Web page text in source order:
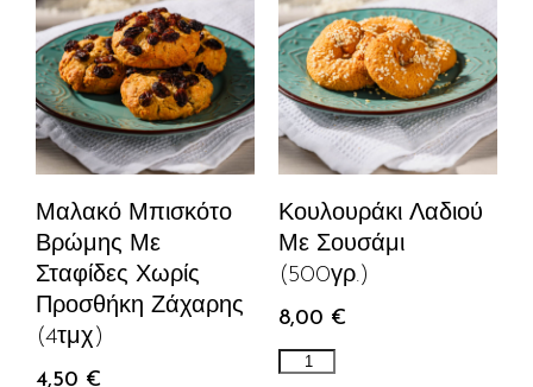
Μαλακό Μπισκότο
Βρώμης Με
Σταφίδες Χωρίς
Προσθήκη Ζάχαρης
(4τμχ)
4,50 €
Κουλουράκι Λαδιού
Με Σουσάμι
(500γρ.)
8,00 €